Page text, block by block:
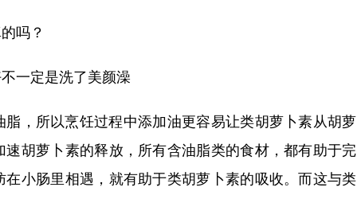
吗？
一定是洗了美颜澡
所以烹饪过程中添加油更容易让类胡萝卜素从胡
胡萝卜素的释放，所有含油脂类的食材，都有助于
小肠里相遇，就有助于类胡萝卜素的吸收。而这与